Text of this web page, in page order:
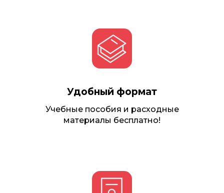
Удобный формат
Учебные пособия и расходные
материалы бесплатно!